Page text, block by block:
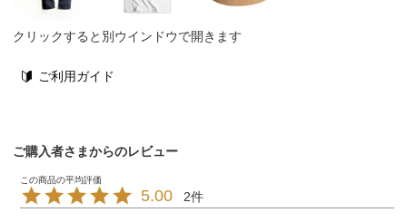
クリックすると別ウインドウで開きます
ご利用ガイド
ご購入者さまからのレビュー
5.00 2